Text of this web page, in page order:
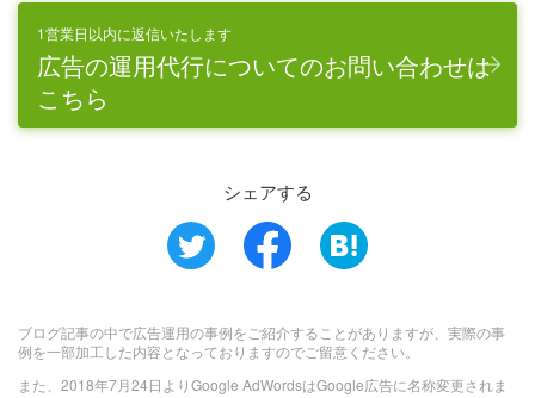
1営業日以内に返信いたします
広告の運用代行についてのお問い合わせは
こちら
シェアする
ブログ記事の中で広告運用の事例をご紹介することがありますが、実際の事
例を一部加工した内容となっておりますのでご留意ください。
また、2018年7月24日よりGoogle AdWordsはGoogle広告に名称変更されま